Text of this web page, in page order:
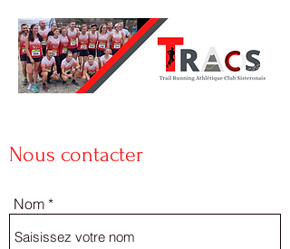
Nous contacter
Nom